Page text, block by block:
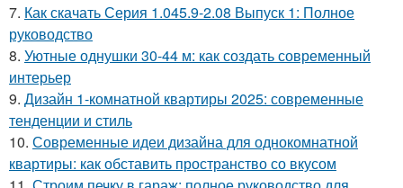
7. Как скачать Серия 1.045.9-2.08 Выпуск 1: Полное
руководство
8. Уютные однушки 30-44 м: как создать современный
интерьер
9. Дизайн 1-комнатной квартиры 2025: современные
тенденции и стиль
10. Современные идеи дизайна для однокомнатной
квартиры: как обставить пространство со вкусом